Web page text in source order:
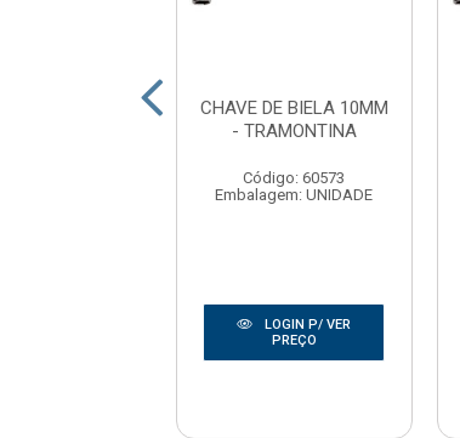
CHAVE DE BIELA 10MM
- TRAMONTINA
Código: 60573
Embalagem: UNIDADE
LOGIN P/ VER
PREÇO